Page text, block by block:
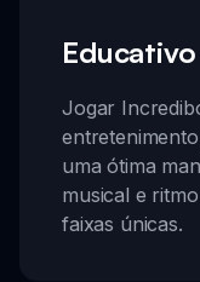
Jogar
uma ótima
musical e
faixas únicas.